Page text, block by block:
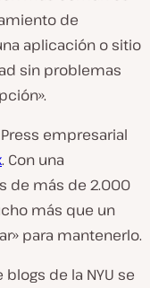
de
aplicación o sitio
sin problemas
empresarial
. Con una
de más de 2.000
más que un
para mantenerlo.
de la NYU se